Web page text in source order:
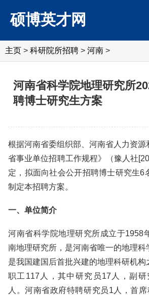
硕博英才网
主页 > 科研院所招聘 > ‌‌河南 >
河南省科学院地理研究所
聘博士研究生方案
根据河南省委组织部、河南省人力资源
省事业单位招聘工作规程》（豫人社
定，拟面向社会公开招聘博士研究生6
制定本招聘方案。
一、单位简介
河南省科学院地理研究所成立于1958
南地理研究所，是河南省唯一的地理科
是我国建国后首批兴建的地理科研机构
职工117人，其中研究员17人，副
人。河南省政府特聘研究员1人，首